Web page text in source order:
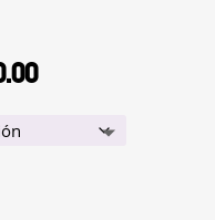
Current